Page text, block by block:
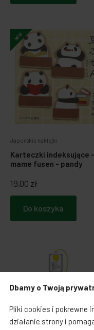
Japońskie naklejki
Karteczki indeksujące -
mame fusen - pandy
19,00 zł
Do koszyka
NEW
Dbamy o Twoją
Pliki cookies i pokrewne
działanie strony i